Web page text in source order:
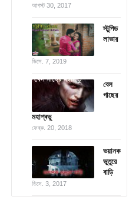
আগস্ট 30, 2017
স্টুপিড
লাভার
ডিসে. 7, 2019
বেল
গাছের
মহাপ্ৰভু
ফেব্রু. 20, 2018
ভয়ানক
ভূতুরে
বাড়ি
ডিসে. 3, 2017